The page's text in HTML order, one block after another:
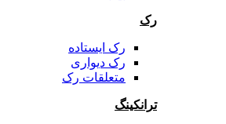
رک
رک ایستاده
رک دیواری
متعلقات رک
ترانکینگ